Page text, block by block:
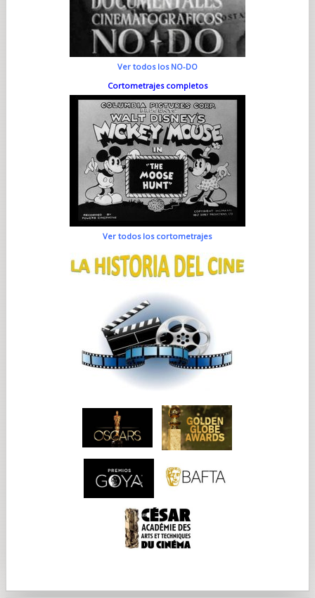
Ver todos los NO-DO
Cortometrajes completos
Ver todos los cortometrajes